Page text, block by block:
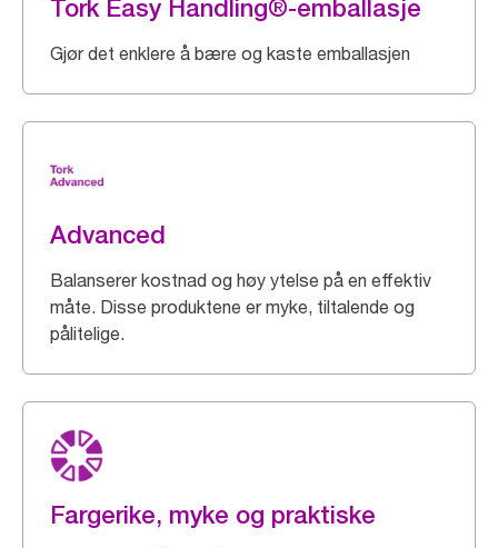
Tork Easy Handling®-emballasje
Gjør det enklere å bære og kaste emballasjen
Advanced
Balanserer kostnad og høy ytelse på en effektiv
måte. Disse produktene er myke, tiltalende og
pålitelige.
Fargerike, myke og praktiske